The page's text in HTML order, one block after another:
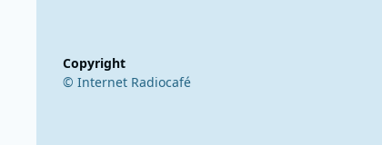
Copyright
© Internet Radiocafé